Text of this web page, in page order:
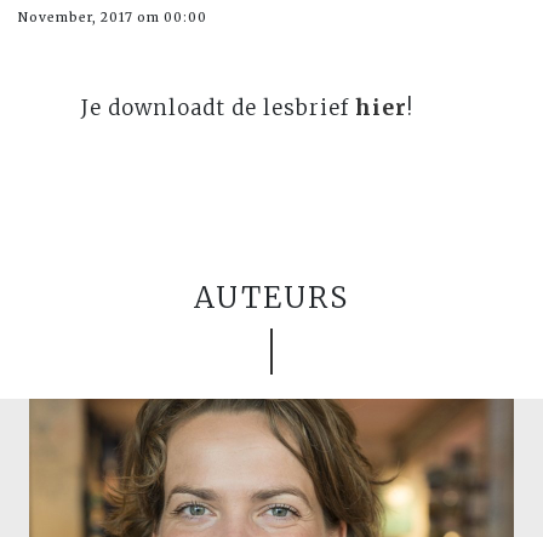
November, 2017 om 00:00
Je downloadt de lesbriefhier!
AUTEURS